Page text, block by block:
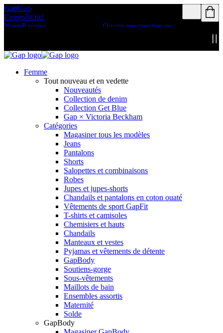
GapGap
EntrepôtOld
NavyBanana
livraison gratuiteOuvrir une session ou
Femme
Tout nouveau et en vedette
Nouveautés
Collection de denim
Collection Get Blue
Gap × Victoria Beckham
Catégories
Magasiner tous les modèles
Jeans
Pantalons
Shorts
Salopettes et combinaisons
Robes
Jupes et jupes-shorts
Chandails et pantalons en coton ouaté
Vêtements de sport GapFit
T-shirts et camisoles
Chemisiers et hauts
Chandails
Manteaux et vestes
Pyjamas et vêtements de détente
GapBody
Soutiens-gorge
Sous-vêtements
Maillots de bain
Ensembles assortis
Maternité
Solde
GapBody